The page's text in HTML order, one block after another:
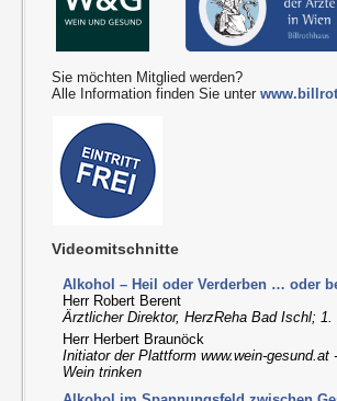
Sie möchten Mitglied werden?
Alle Information finden Sie unter
Videomitschnitte
Alkohol – Heil oder Verderben … oder
Herr Robert Berent
Ärztlicher Direktor, HerzReha Bad Ischl;
Herr Herbert Braunöck
Initiator der Plattform www.wein-
Wein trinken